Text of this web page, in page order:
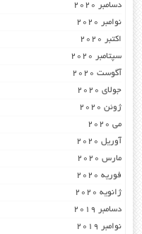
دسامبر 2020
نوامبر 2020
اکتبر 2020
سپتامبر 2020
آگوست 2020
جولای 2020
ژوئن 2020
می 2020
آوریل 2020
مارس 2020
فوریه 2020
ژانویه 2020
دسامبر 2019
نوامبر 2019